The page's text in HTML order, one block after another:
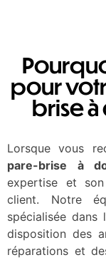
pour
brise à
Lorsque vous
pare-brise à
expertise et
client. Notre
spécialisée
disposition des
réparations et